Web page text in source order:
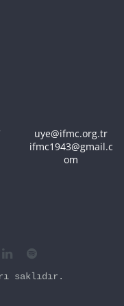
uye@ifmc.org.tr
ifmc1943@gmail.c
om
saklıdır.